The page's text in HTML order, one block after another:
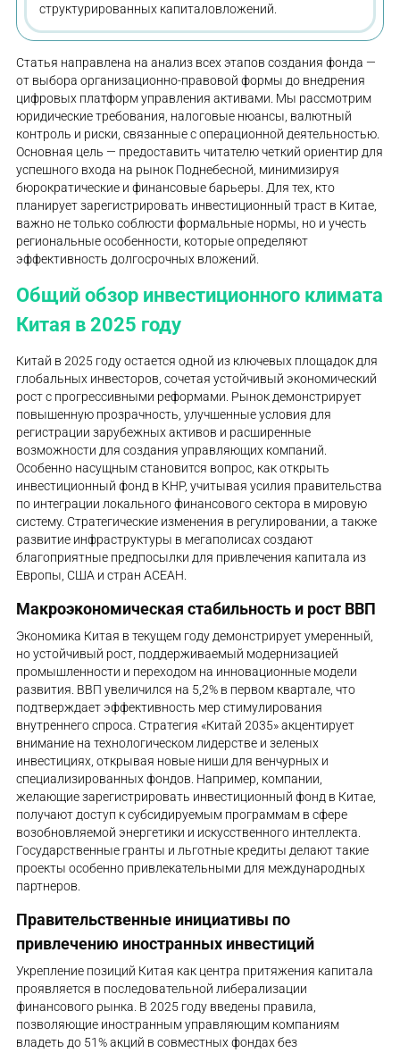
структурированных капиталовложений.
Статья направлена на анализ всех этапов создания фонда —
от выбора организационно-правовой формы до внедрения
цифровых платформ управления активами. Мы рассмотрим
юридические требования, налоговые нюансы, валютный
контроль и риски, связанные с операционной деятельностью.
Основная цель — предоставить читателю четкий ориентир для
успешного входа на рынок Поднебесной, минимизируя
бюрократические и финансовые барьеры. Для тех, кто
планирует зарегистрировать инвестиционный траст в Китае,
важно не только соблюсти формальные нормы, но и учесть
региональные особенности, которые определяют
эффективность долгосрочных вложений.
Общий обзор инвестиционного климата
Китая в 2025 году
Китай в 2025 году остается одной из ключевых площадок для
глобальных инвесторов, сочетая устойчивый экономический
рост с прогрессивными реформами. Рынок демонстрирует
повышенную прозрачность, улучшенные условия для
регистрации зарубежных активов и расширенные
возможности для создания управляющих компаний.
Особенно насущным становится вопрос, как открыть
инвестиционный фонд в КНР, учитывая усилия правительства
по интеграции локального финансового сектора в мировую
систему. Стратегические изменения в регулировании, а также
развитие инфраструктуры в мегаполисах создают
благоприятные предпосылки для привлечения капитала из
Европы, США и стран АСЕАН.
Макроэкономическая стабильность и рост ВВП
Экономика Китая в текущем году демонстрирует умеренный,
но устойчивый рост, поддерживаемый модернизацией
промышленности и переходом на инновационные модели
развития. ВВП увеличился на 5,2% в первом квартале, что
подтверждает эффективность мер стимулирования
внутреннего спроса. Стратегия «Китай 2035» акцентирует
внимание на технологическом лидерстве и зеленых
инвестициях, открывая новые ниши для венчурных и
специализированных фондов. Например, компании,
желающие зарегистрировать инвестиционный фонд в Китае,
получают доступ к субсидируемым программам в сфере
возобновляемой энергетики и искусственного интеллекта.
Государственные гранты и льготные кредиты делают такие
проекты особенно привлекательными для международных
партнеров.
Правительственные инициативы по
привлечению иностранных инвестиций
Укрепление позиций Китая как центра притяжения капитала
проявляется в последовательной либерализации
финансового рынка. В 2025 году введены правила,
позволяющие иностранным управляющим компаниям
владеть до 51% акций в совместных фондах без